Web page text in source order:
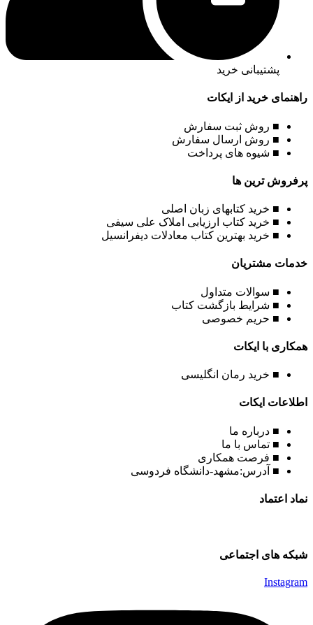
پشتیبانی خرید
راهنمای خرید از ایکات
■ روش ثبت سفارش
■ روش ارسال سفارش
■ شیوه های پرداخت
پرفروش ترین ها
■ خرید کتابهای زبان اصلی
■ خرید کتاب ارزیابی املاک علی سیفی
■ خرید بهترین کتاب معادلات دیفرانسیل
خدمات مشتریان
■ سوالات متداول
■ شرایط بازگشت کتاب
■ حریم خصوصی
همکاری با ایکات
■ خرید رمان انگلیسی
اطلاعات ایکات
■ درباره ما
■ تماس با ما
■ فرصت همکاری
■ آدرس:مشهد-دانشگاه فردوسی
نماد اعتماد
شبکه های اجتماعی
Instagram